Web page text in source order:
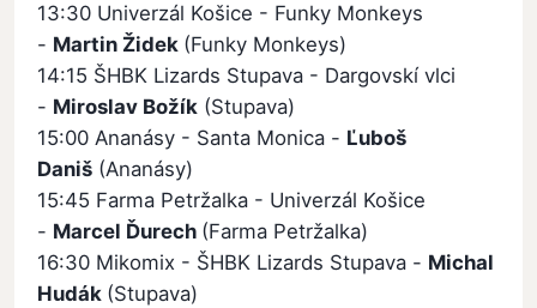
13:30 Univerzál Košice - Funky Monkeys
- Martin Židek (Funky Monkeys)
14:15 ŠHBK Lizards Stupava - Dargovskí vlci
- Miroslav Božík (Stupava)
15:00 Ananásy - Santa Monica - Ľuboš
Daniš (Ananásy)
15:45 Farma Petržalka - Univerzál Košice
- Marcel Ďurech (Farma Petržalka)
16:30 Mikomix - ŠHBK Lizards Stupava - Michal
Hudák (Stupava)